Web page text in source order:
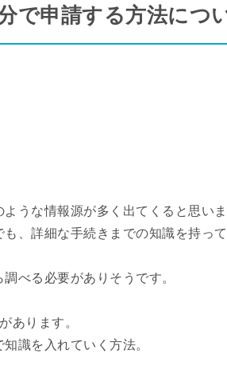
で申請する方法につ
うな情報源が多く出てくると思いま
、詳細な手続きまでの知識を持っ
べる必要がありそうです。
あります。
識を入れていく方法。